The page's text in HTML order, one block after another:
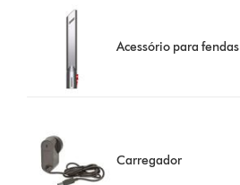
Acessório para fendas
Carregador